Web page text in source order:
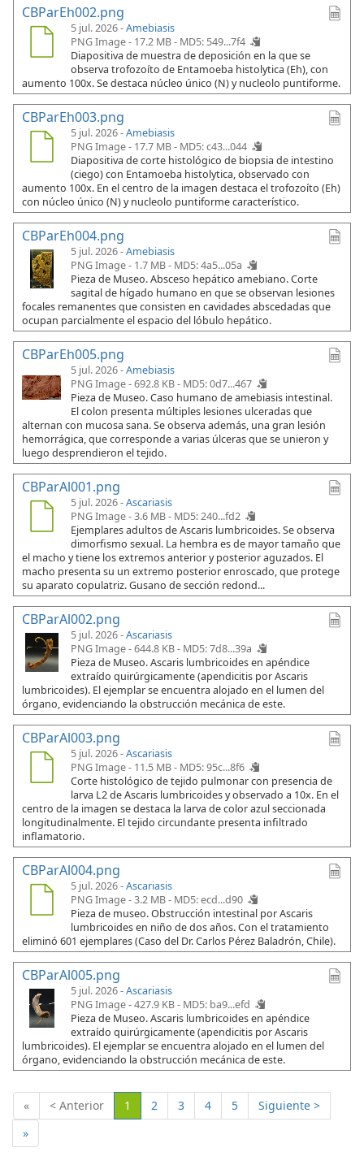
CBParEh002.png
5 jul. 2026 -Amebiasis
PNG Image - 17.2 MB - MD5: 549...7f4
Diapositiva de muestra de deposición en la que se
observa trofozoíto de Entamoeba histolytica (Eh), con
aumento 100x. Se destaca núcleo único (N) y nucleolo puntiforme.
CBParEh003.png
5 jul. 2026 -Amebiasis
PNG Image - 17.7 MB - MD5: c43...044
Diapositiva de corte histológico de biopsia de intestino
(ciego) con Entamoeba histolytica, observado con
aumento 100x. En el centro de la imagen destaca el trofozoíto (Eh)
con núcleo único (N) y nucleolo puntiforme característico.
CBParEh004.png
5 jul. 2026 -Amebiasis
PNG Image - 1.7 MB - MD5: 4a5...05a
Pieza de Museo. Absceso hepático amebiano. Corte
sagital de hígado humano en que se observan lesiones
focales remanentes que consisten en cavidades abscedadas que
ocupan parcialmente el espacio del lóbulo hepático.
CBParEh005.png
5 jul. 2026 -Amebiasis
PNG Image - 692.8 KB - MD5: 0d7...467
Pieza de Museo. Caso humano de amebiasis intestinal.
El colon presenta múltiples lesiones ulceradas que
alternan con mucosa sana. Se observa además, una gran lesión
hemorrágica, que corresponde a varias úlceras que se unieron y
luego desprendieron el tejido.
CBParAl001.png
5 jul. 2026 -Ascariasis
PNG Image - 3.6 MB - MD5: 240...fd2
Ejemplares adultos de Ascaris lumbricoides. Se observa
dimorfismo sexual. La hembra es de mayor tamaño que
el macho y tiene los extremos anterior y posterior aguzados. El
macho presenta su un extremo posterior enroscado, que protege
su aparato copulatriz. Gusano de sección redond...
CBParAl002.png
5 jul. 2026 -Ascariasis
PNG Image - 644.8 KB - MD5: 7d8...39a
Pieza de Museo. Ascaris lumbricoides en apéndice
extraído quirúrgicamente (apendicitis por Ascaris
lumbricoides). El ejemplar se encuentra alojado en el lumen del
órgano, evidenciando la obstrucción mecánica de este.
CBParAl003.png
5 jul. 2026 -Ascariasis
PNG Image - 11.5 MB - MD5: 95c...8f6
Corte histológico de tejido pulmonar con presencia de
larva L2 de Ascaris lumbricoides y observado a 10x. En el
centro de la imagen se destaca la larva de color azul seccionada
longitudinalmente. El tejido circundante presenta infiltrado
inflamatorio.
CBParAl004.png
5 jul. 2026 -Ascariasis
PNG Image - 3.2 MB - MD5: ecd...d90
Pieza de museo. Obstrucción intestinal por Ascaris
lumbricoides en niño de dos años. Con el tratamiento
eliminó 601 ejemplares (Caso del Dr. Carlos Pérez Baladrón, Chile).
CBParAl005.png
5 jul. 2026 -Ascariasis
PNG Image - 427.9 KB - MD5: ba9...efd
Pieza de Museo. Ascaris lumbricoides en apéndice
extraído quirúrgicamente (apendicitis por Ascaris
lumbricoides). El ejemplar se encuentra alojado en el lumen del
órgano, evidenciando la obstrucción mecánica de este.
« < Anterior 1 (Actual)
2 3 4 5
Siguiente >
»